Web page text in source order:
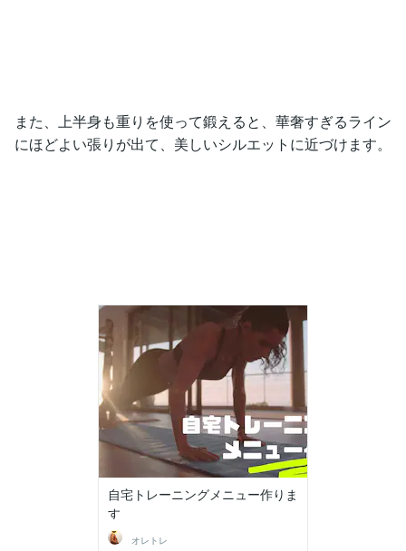
また、上半身も重りを使って鍛えると、華奢すぎるライン
にほどよい張りが出て、美しいシルエットに近づけます。
自宅トレーニングメニュー作りま
す
オレトレ